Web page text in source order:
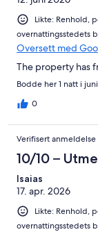
Likte: Renhold,
overnattingsstedets
Oversett med
The property has
Bodde her 1 natt i
0
Verifisert anmeldelse
10/10 –
Isaias
17. apr. 2026
Likte: Renhold,
overnattingsstedets